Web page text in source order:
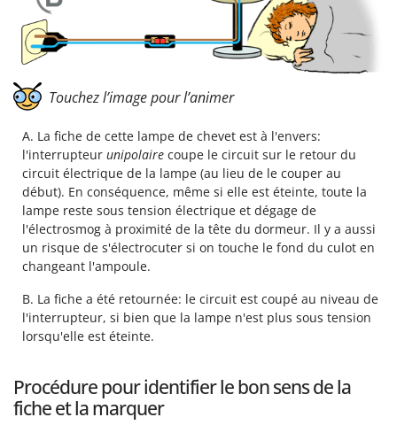
Touchez l’image pour l’animer
A. La fiche de cette lampe de chevet est à l'envers:
l'interrupteur unipolaire coupe le circuit sur le retour du
circuit électrique de la lampe (au lieu de le couper au
début). En conséquence, même si elle est éteinte, toute la
lampe reste sous tension électrique et dégage de
l'électrosmog à proximité de la tête du dormeur. Il y a aussi
un risque de s'électrocuter si on touche le fond du culot en
changeant l'ampoule.
B. La fiche a été retournée: le circuit est coupé au niveau de
l'interrupteur, si bien que la lampe n'est plus sous tension
lorsqu'elle est éteinte.
Procédure pour identifier le bon sens de la
fiche et la marquer